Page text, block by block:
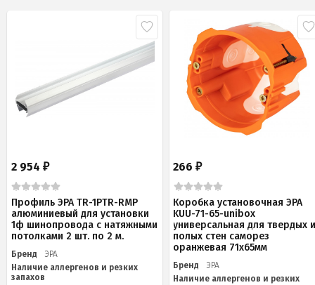
2 954 ₽
Профиль ЭРА TR-1PTR-RMP
алюминиевый для установки
1ф шинопровода с натяжными
потолками 2 шт. по 2 м.
Бренд
ЭРА
Наличие аллергенов и резких
запахов
266₽
Коробка установочная ЭРА
KUU-71-65-unibox
универсальная для твердых
полых стен саморез
оранжевая 71х65мм
Бренд
ЭРА
Наличие аллергенов и резких